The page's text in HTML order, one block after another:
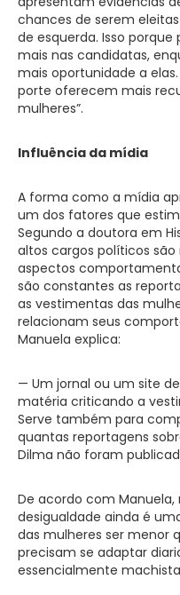
chances de serem
de esquerda. Isso
mais nas candidatas,
mais oportunidade a
porte oferecem mais
mulheres”.
Influência da mídia
A forma como a mídia
um dos fatores que
Segundo a doutora em
altos cargos políticos
aspectos
são constantes as
as vestimentas das
relacionam seus
Manuela explica:
— Um jornal ou um site
matéria criticando a
Serve também para
quantas reportagens
Dilma não foram
De acordo com
desigualdade ainda é
das mulheres ser menor
precisam se adaptar
essencialmente